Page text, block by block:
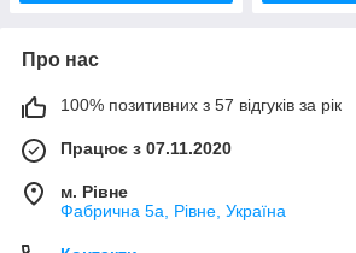
Про нас
100% позитивних з 57 відгуків за рік
Працює з 07.11.2020
м. Рівне
Фабрична 5а, Рівне, Україна